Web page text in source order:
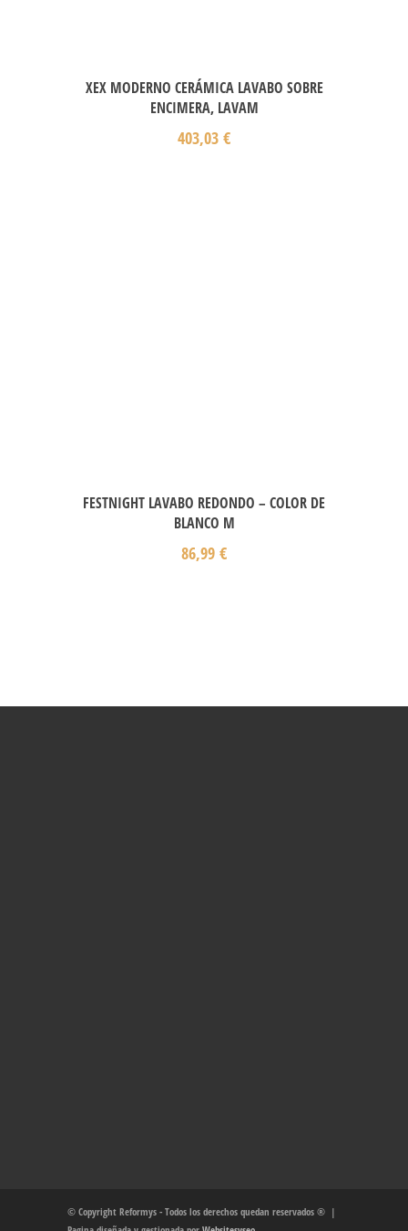
XEX MODERNO CERÁMICA LAVABO SOBRE
ENCIMERA, LAVAM
403,03 €
FESTNIGHT LAVABO REDONDO – COLOR DE
BLANCO M
86,99 €
© Copyright Reformys - Todos los derechos quedan reservados ® |